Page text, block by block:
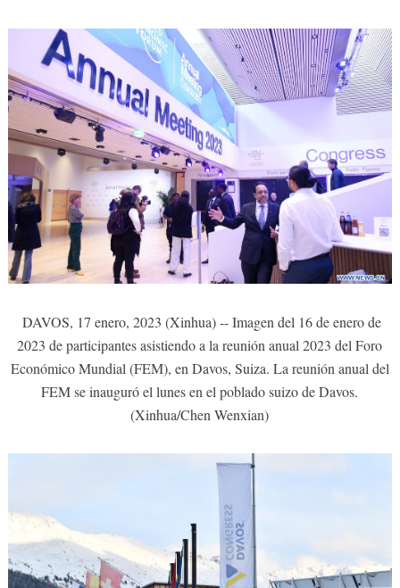
DAVOS, 17 enero, 2023 (Xinhua) -- Imagen del 16 de enero de
2023 de participantes asistiendo a la reunión anual 2023 del Foro
Económico Mundial (FEM), en Davos, Suiza. La reunión anual del
FEM se inauguró el lunes en el poblado suizo de Davos.
(Xinhua/Chen Wenxian)